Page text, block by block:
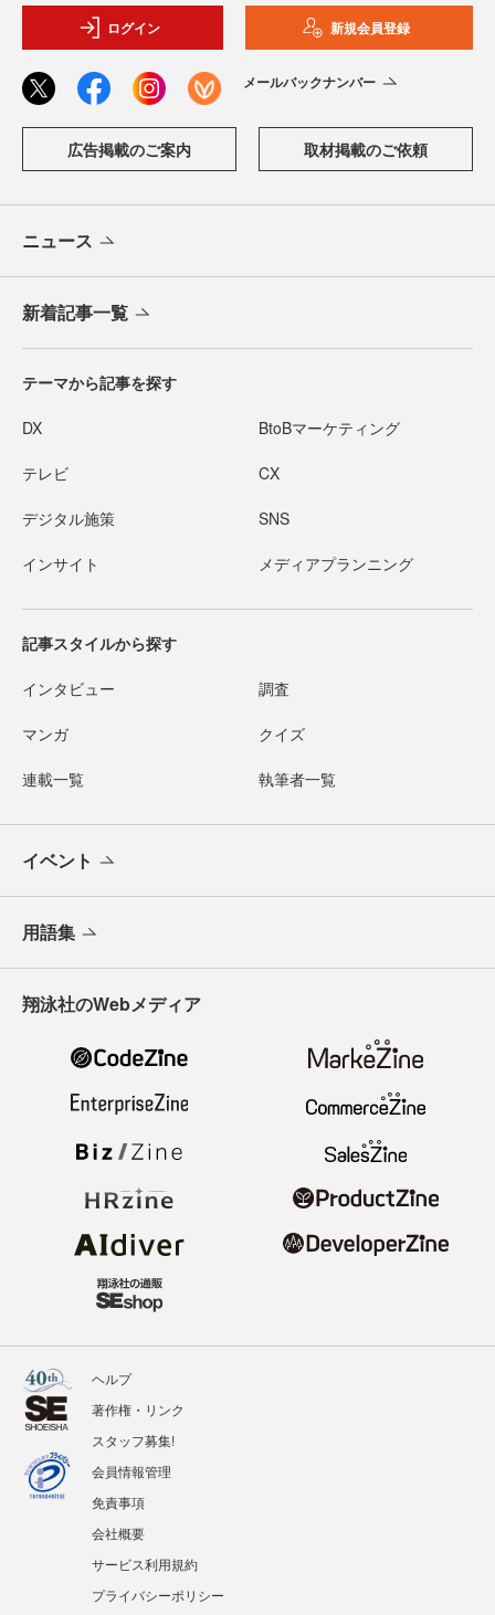
ログイン 新規会員登録
メールバックナンバー
広告掲載のご案内 取材掲載のご依頼
ニュース
新着記事一覧
テーマから記事を探す
DX BtoBマーケティング
テレビ CX
デジタル施策 SNS
インサイト メディアプランニング
記事スタイルから探す
インタビュー 調査
マンガ クイズ
連載一覧 執筆者一覧
イベント
用語集
翔泳社のWebメディア
ヘルプ
著作権・リンク
スタッフ募集!
会員情報管理
免責事項
会社概要
サービス利用規約
プライバシーポリシー